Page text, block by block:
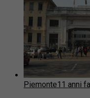
Piemonte11 anni fa